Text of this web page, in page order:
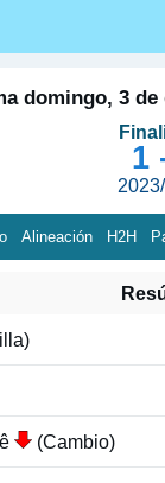
domingo, 3
1
Alineación H2H
(Cambio)